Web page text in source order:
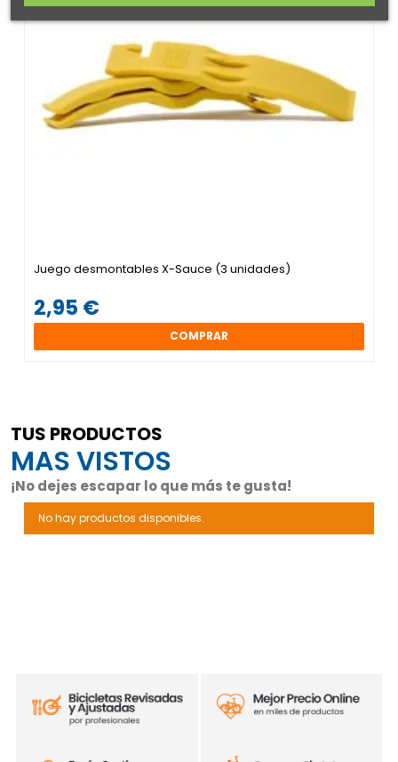
Juego desmontables X-Sauce (3 unidades)
2,95 €
COMPRAR
TUS PRODUCTOS
MAS VISTOS
¡No dejes escapar lo que más te gusta!
No hay productos disponibles.